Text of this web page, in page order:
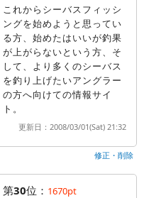
これからシーバスフィッシ
ングを始めようと思ってい
る方、始めたはいいが釣果
が上がらないという方、そ
して、より多くのシーバス
を釣り上げたいアングラー
の方へ向けての情報サイ
ト。
更新日：2008/03/01(Sat) 21:32
修正・削除
第30位： 1670pt